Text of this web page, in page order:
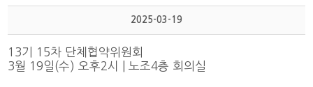
하위메뉴
하위메뉴
카드뉴스
2025-03-19
13기 15차 단체협약위원회
3월 19일(수) 오후2시 | 노조4층 회의실